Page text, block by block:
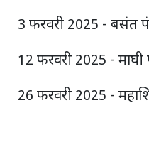
3 फरवरी 2025 - बसंत
12 फरवरी 2025 - माघी
26 फरवरी 2025 -